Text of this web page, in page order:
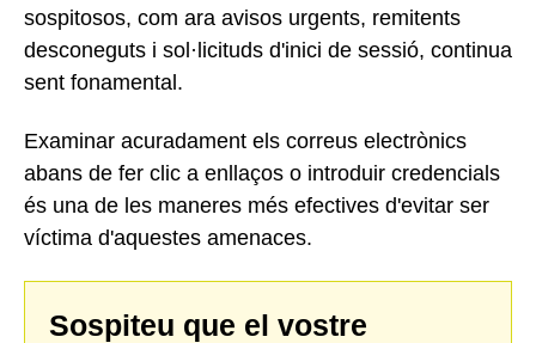
sospitosos, com ara avisos urgents, remitents
desconeguts i sol·licituds d'inici de sessió, continua
sent fonamental.
Examinar acuradament els correus electrònics
abans de fer clic a enllaços o introduir credencials
és una de les maneres més efectives d'evitar ser
víctima d'aquestes amenaces.
Sospiteu que el vostre